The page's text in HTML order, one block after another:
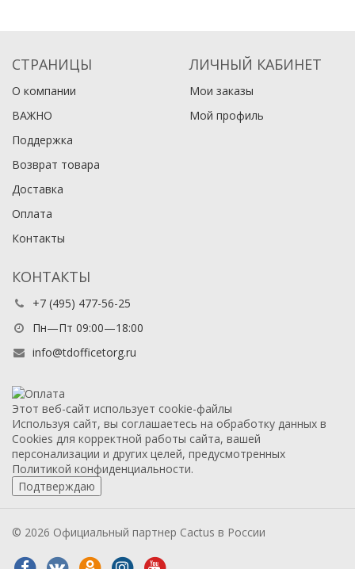
СТРАНИЦЫ
О компании
ВАЖНО
Поддержка
Возврат товара
Доставка
Оплата
Контакты
ЛИЧНЫЙ КАБИНЕТ
Мои заказы
Мой профиль
КОНТАКТЫ
+7 (495) 477-56-25
Пн—Пт 09:00—18:00
info@tdofficetorg.ru
Этот веб-сайт использует cookie-файлы
Используя сайт, вы соглашаетесь на обработку данных в
Cookies для корректной работы сайта, вашей
персонализации и других целей, предусмотренных
Политикой конфиденциальности.
Подтверждаю
© 2026 Официальный партнер Cactus в России